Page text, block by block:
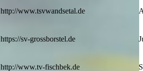
http://www.tsvwandsetal.de
https://sv-grossborstel.de
http://www.tv-fischbek.de